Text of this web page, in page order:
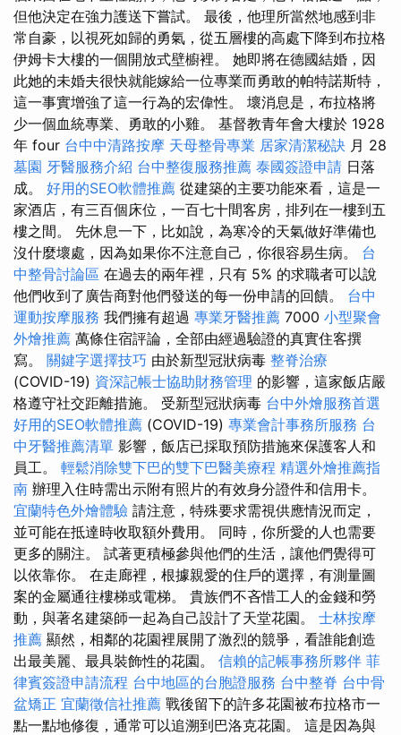
但他決定在強力護送下嘗試。 最後，他理所當然地感到非
常自豪，以視死如歸的勇氣，從五層樓的高處下降到布拉格
伊姆卡大樓的一個開放式壁櫥裡。 她即將在德國結婚，因
此她的未婚夫很快就能嫁給一位專業而勇敢的帕特諾斯特，
這一事實增強了這一行為的宏偉性。 壞消息是，布拉格將
少一個血統專業、勇敢的小雞。 基督教青年會大樓於 1928
年 four 台中中清路按摩 天母整骨專業 居家清潔秘訣 月 28
墓園 牙醫服務介紹 台中整復服務推薦 泰國簽證申請 日落
成。 好用的SEO軟體推薦 從建築的主要功能來看，這是一
家酒店，有三百個床位，一百七十間客房，排列在一樓到五
樓之間。 先休息一下，比如說，為寒冷的天氣做好準備也
沒什麼壞處，因為如果你不注意自己，你很容易生病。 台
中整骨討論區 在過去的兩年裡，只有 5% 的求職者可以說
他們收到了廣告商對他們發送的每一份申請的回饋。 台中
運動按摩服務 我們擁有超過 專業牙醫推薦 7000 小型聚會
外燴推薦 萬條住宿評論，全部由經過驗證的真實住客撰
寫。 關鍵字選擇技巧 由於新型冠狀病毒 整脊治療
(COVID-19) 資深記帳士協助財務管理 的影響，這家飯店嚴
格遵守社交距離措施。 受新型冠狀病毒 台中外燴服務首選
好用的SEO軟體推薦 (COVID-19) 專業會計事務所服務 台
中牙醫推薦清單 影響，飯店已採取預防措施來保護客人和
員工。 輕鬆消除雙下巴的雙下巴醫美療程 精選外燴推薦指
南 辦理入住時需出示附有照片的有效身分證件和信用卡。
宜蘭特色外燴體驗 請注意，特殊要求需視供應情況而定，
並可能在抵達時收取額外費用。 同時，你所愛的人也需要
更多的關注。 試著更積極參與他們的生活，讓他們覺得可
以依靠你。 在走廊裡，根據親愛的住戶的選擇，有測量圖
案的金屬通往樓梯或電梯。 貴族們不吝惜工人的金錢和勞
動，與著名建築師一起為自己設計了天堂花園。 士林按摩
推薦 顯然，相鄰的花園裡展開了激烈的競爭，看誰能創造
出最美麗、最具裝飾性的花園。 信賴的記帳事務所夥伴 菲
律賓簽證申請流程 台中地區的台胞證服務 台中整脊 台中骨
盆矯正 宜蘭徵信社推薦 戰後留下的許多花園被布拉格市一
點一點地修復，通常可以追溯到巴洛克花園。 這是因為與